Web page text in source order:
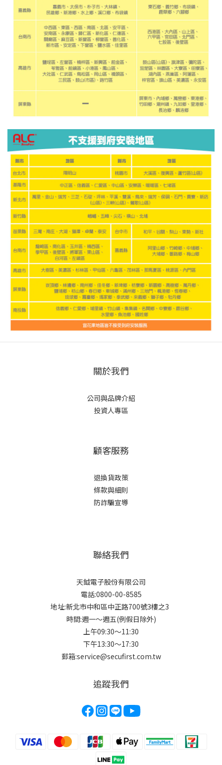
關於我們
公司與品牌介紹
投資人專區
顧客服務
退換貨政策
條款與細則
防詐騙宣導
聯絡我們
天鉞電子股份有限公司
電話:0800-00-8585
地址:新北市中和區中正路700號3樓之3
時間:週一～週五(例假日除外)
上午09:30～11:30
下午13:30～17:30
郵箱:service@secufirst.com.tw
追蹤我們